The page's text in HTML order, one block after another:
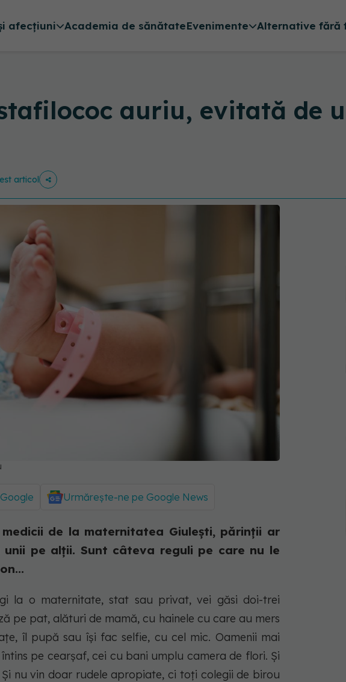
afecțiuni Academia de sănătateEvenimente Alternative fără
auriu, evitată de
articol
Urmărește-ne pe Google News
de la maternitatea Giulești, părinții ar
pe alții. Sunt câteva reguli pe care nu le
la o maternitate, stat sau privat, vei găsi doi-trei
pe pat, alături de mamă, cu hainele cu care au mers
îl pupă sau își fac selfie, cu cel mic. Oamenii mai
pe cearșaf, cei cu bani umplu camera de flori. Și
nu vin doar rudele apropiate, ci toți colegii de birou